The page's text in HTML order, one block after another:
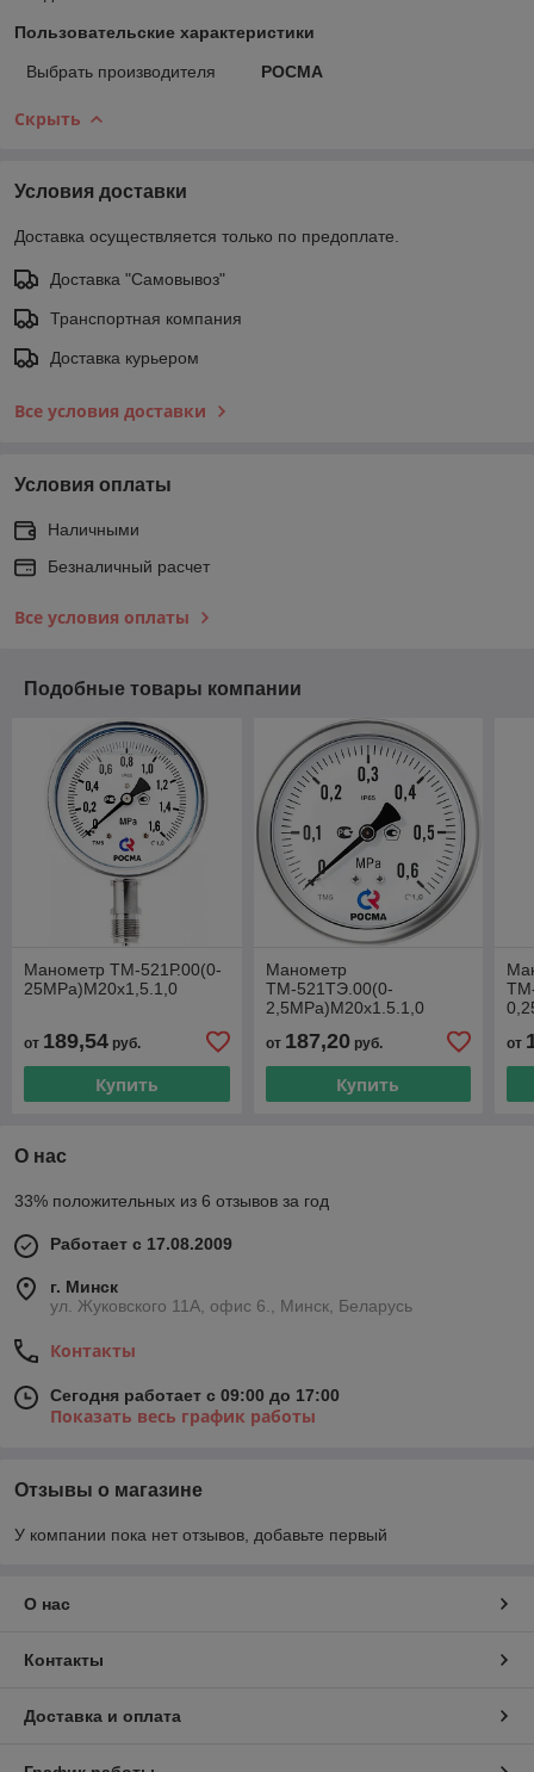
Пользовательские характеристики
Выбрать производителя РОСМА
Скрыть
Условия доставки
Доставка осуществляется только по предоплате.
Доставка "Самовывоз"
Транспортная компания
Доставка курьером
Все условия доставки
Условия оплаты
Наличными
Безналичный расчет
Все условия оплаты
Подобные товары компании
Манометр ТМ-521Р.00(0-
25MPa)М20х1,5.1,0
от 189,54 руб.
Купить
Манометр
ТМ-521ТЭ.00(0-
2,5MPa)M20x1.5.1,0
от 187,20руб.
Купить
от
О нас
33% положительных из 6 отзывов за год
Работает с 17.08.2009
г. Минск
ул. Жуковского 11А, офис 6., Минск, Беларусь
Контакты
Сегодня работает с 09:00 до 17:00
Показать весь график работы
Отзывы о магазине
У компании пока нет отзывов, добавьте первый
О нас
Контакты
Доставка и оплата